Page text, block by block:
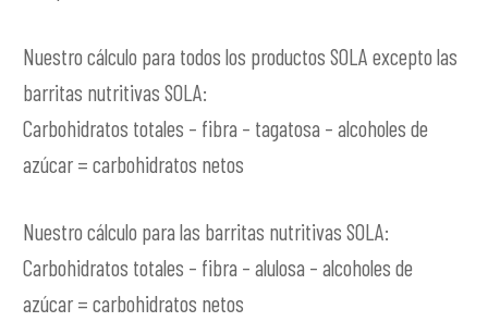
Nuestro cálculo para todos los productos SOLA excepto las
barritas nutritivas SOLA:
Carbohidratos totales – fibra – tagatosa – alcoholes de
azúcar = carbohidratos netos
Nuestro cálculo para las barritas nutritivas SOLA:
Carbohidratos totales – fibra – alulosa – alcoholes de
azúcar = carbohidratos netos